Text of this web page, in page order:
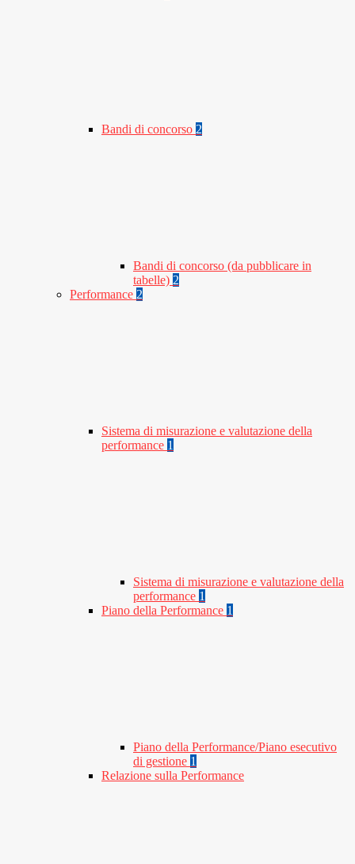
Bandi di concorso 2
Bandi di concorso (da pubblicare in
tabelle) 2
Performance 2
Sistema di misurazione e valutazione della
performance 1
Sistema di misurazione e valutazione della
performance 1
Piano della Performance 1
Piano della Performance/Piano esecutivo
di gestione 1
Relazione sulla Performance